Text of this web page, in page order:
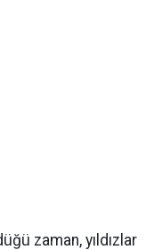
zaman, yıldızlar